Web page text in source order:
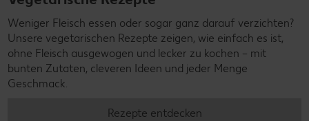
Weniger Fleisch essen oder sogar ganz darauf verzichten?
Unsere vegetarischen Rezepte zeigen, wie einfach es ist,
ohne Fleisch ausgewogen und lecker zu kochen – mit
bunten Zutaten, cleveren Ideen und jeder Menge
Geschmack.
Rezepte entdecken